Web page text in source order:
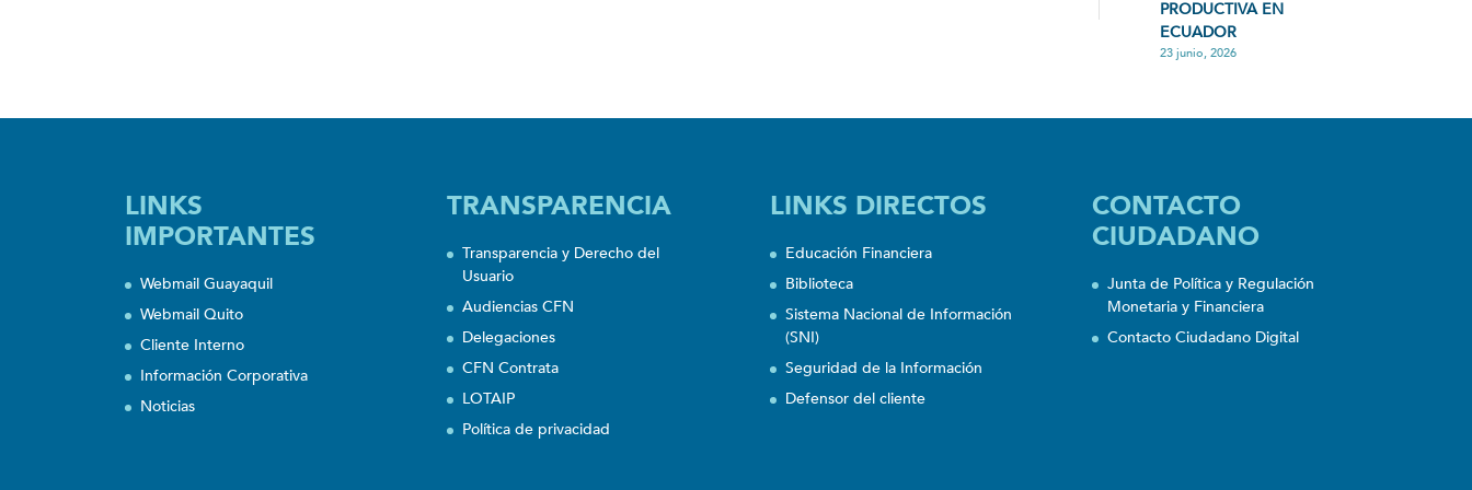
PRODUCTIVA EN
ECUADOR
23 junio, 2026
LINKS
IMPORTANTES
Webmail Guayaquil
Webmail Quito
Cliente Interno
Información Corporativa
Noticias
TRANSPARENCIA
Transparencia y Derecho del
Usuario
Audiencias CFN
Delegaciones
CFN Contrata
LOTAIP
Política de privacidad
LINKS DIRECTOS
Educación Financiera
Biblioteca
Sistema Nacional de Información
(SNI)
Seguridad de la Información
Defensor del cliente
CONTACTO
CIUDADANO
Junta de Política y Regulación
Monetaria y Financiera
Contacto Ciudadano Digital